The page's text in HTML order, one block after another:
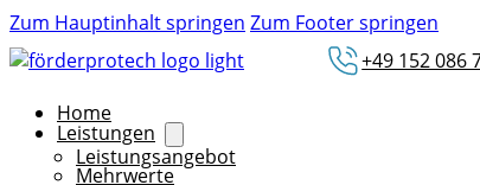
Zum Hauptinhalt springen Zum Footer springen
+49 152 086
Home
Leistungen
Leistungsangebot
Mehrwerte